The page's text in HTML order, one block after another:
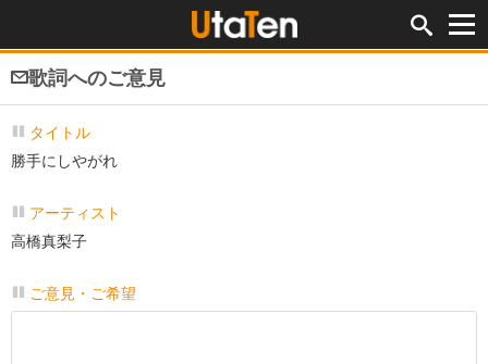
歌詞へのご意見
タイトル
勝手にしやがれ
アーティスト
高橋真梨子
ご意見・ご希望